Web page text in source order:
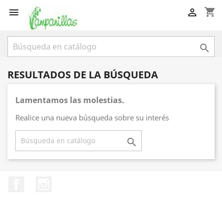
 shopping_cart


RESULTADOS DE LA BÚSQUEDA
Lamentamos las molestias.
Realice una nueva búsqueda sobre su interés
